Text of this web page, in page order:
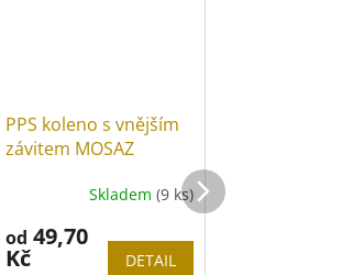
PPS koleno s vnějším
závitem MOSAZ
Skladem (9 ks)
od 49,70
Kč DETAIL